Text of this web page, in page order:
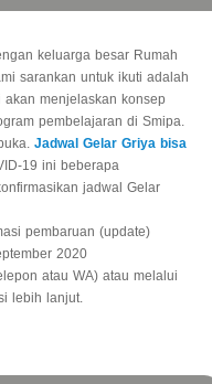
keluarga besar Rumah
sarankan untuk ikuti adalah
menjelaskan konsep
pembelajaran di Smipa.
Jadwal Gelar Griya bisa
19 ini beberapa
jadwal Gelar
pembaruan (update)
2020
atau WA) atau melalui
lebih lanjut.